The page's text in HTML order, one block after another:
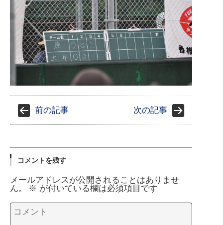
前の記事 次の記事
コメントを残す
メールアドレスが公開されることはありませ
ん。
※ が付いている欄は必須項目です